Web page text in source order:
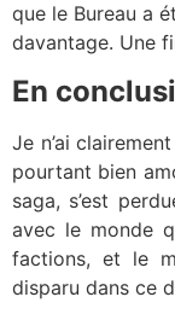
que le Bureau a
davantage. Une
En
Je n’ai
pourtant bien
saga, s’est
avec le monde
factions, et le
disparu dans ce